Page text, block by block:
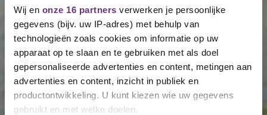
Wij en onze 16 partners verwerken je persoonlijke
gegevens (bijv. uw IP-adres) met behulp van
technologieën zoals cookies om informatie op uw
apparaat op te slaan en te gebruiken met als doel
gepersonaliseerde advertenties en content, metingen aan
advertenties en content, inzicht in publiek en
productontwikkeling. U kunt kiezen wie uw gegevens
gebruikt en met welke doelen.